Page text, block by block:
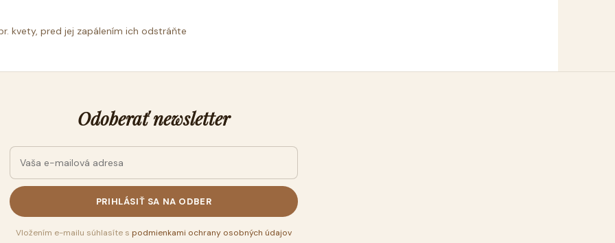
kvety, pred jej zapálením ich odstráňte
Odoberať newsletter
PRIHLÁSIŤ SA NA ODBER
Vložením e-mailu súhlasíte s podmienkami ochrany osobných údajov